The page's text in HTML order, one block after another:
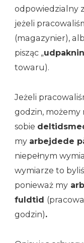
odpowiedzialny
jeżeli
(magazynier),
pisząc „
towaru).
Jeżeli
godzin, możemy
sobie
my arbejdede
niepełnym
wymiarze to
ponieważ my
fuldtid
godzin).